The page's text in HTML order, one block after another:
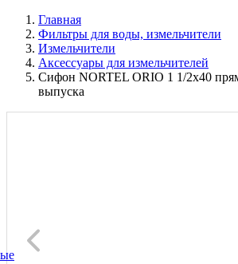
Главная
Фильтры для воды, измельчители
Измельчители
Аксессуары для измельчителей
Сифон NORTEL ORIO 1 1/2x40
выпуска